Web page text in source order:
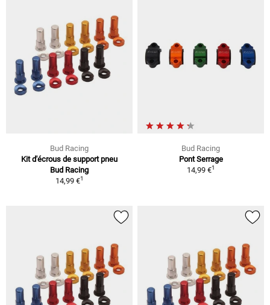
Bud Racing
Kit d'écrous de support pneu
Bud Racing
14,99 €1
Bud Racing
Pont Serrage
14,99 €1